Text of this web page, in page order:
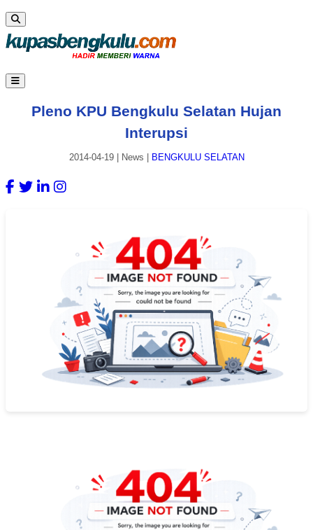
Pleno KPU Bengkulu Selatan Hujan
Interupsi
2014-04-19| News BENGKULU SELATAN